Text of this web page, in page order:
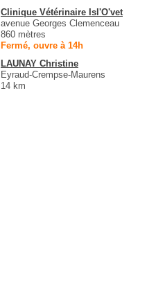
Clinique Vétérinaire Isl'O'vet
avenue Georges Clemenceau
860 mètres
Fermé, ouvre à 14h
LAUNAY Christine
Eyraud-Crempse-Maurens
14 km